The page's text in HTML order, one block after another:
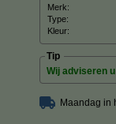
Merk:
Type:
Kleur:
Tip
Wij adviseren
Maandag in